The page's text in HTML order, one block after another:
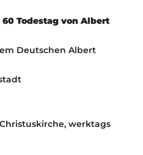
Todestag von Albert
Deutschen Albert
werktags